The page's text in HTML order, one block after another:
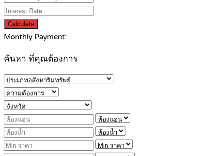
Calculate
Monthly Payment:
ค้นหา ที่คุณต้องการ